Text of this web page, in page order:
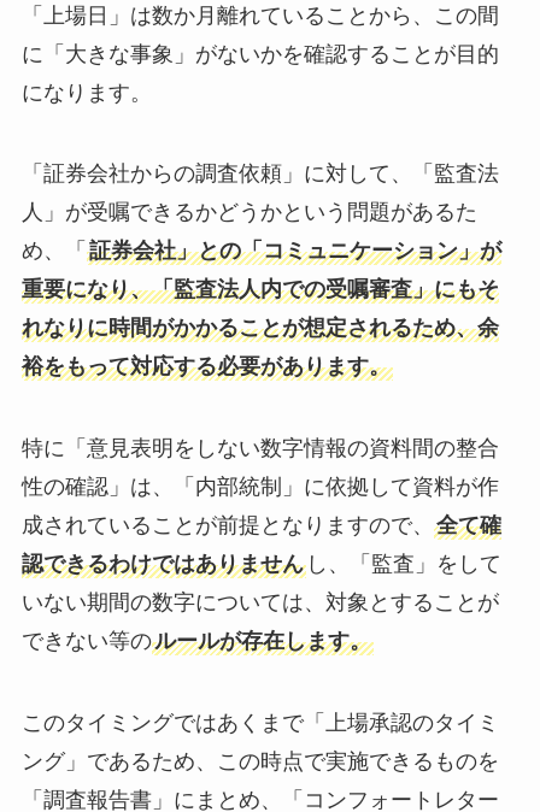
「上場日」は数か月離れていることから、この間
に「大きな事象」がないかを確認することが目的
になります。
「証券会社からの調査依頼」に対して、「監査法
人」が受嘱できるかどうかという問題があるた
め、「 証券会社」との「コミュニケーション」が
重要になり、「監査法人内での受嘱審査」にもそ
れなりに時間がかかることが想定されるため、余
裕をもって対応する必要があります。
特に「意見表明をしない数字情報の資料間の整合
性の確認」は、「内部統制」に依拠して資料が作
成されていることが前提となりますので、 全て確
認できるわけではありませんし、「監査」をして
いない期間の数字については、対象とすることが
できない等のルールが存在します。
このタイミングではあくまで「上場承認のタイミ
ング」であるため、この時点で実施できるものを
「調査報告書」にまとめ、「コンフォートレター